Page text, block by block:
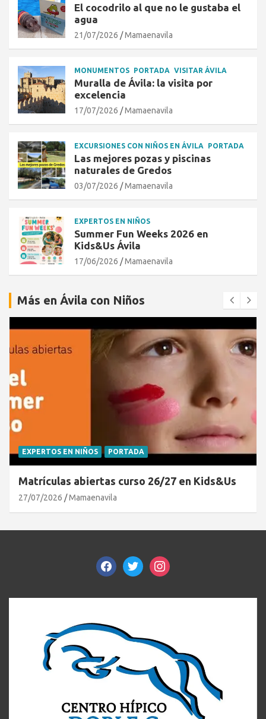
El cocodrilo al que no le gustaba el
agua
21/07/2026 Mamaenavila
MONUMENTOS PORTADA VISITAR ÁVILA
Muralla de Ávila: la visita por
excelencia
17/07/2026 Mamaenavila
EXCURSIONES CON NIÑOS EN ÁVILA PORTADA
Las mejores pozas y piscinas
naturales de Gredos
03/07/2026 Mamaenavila
EXPERTOS EN NIÑOS
Summer Fun Weeks 2026 en
Kids&Us Ávila
17/06/2026 Mamaenavila
Más en Ávila con Niños
EXPERTOS EN NIÑOS PORTADA
Matrículas abiertas curso 26/27 en Kids&Us
27/07/2026 Mamaenavila
facebooktwitterinstagram